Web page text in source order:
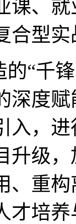
课、
合型
的“千
深度
入，
升级，
、重
才培